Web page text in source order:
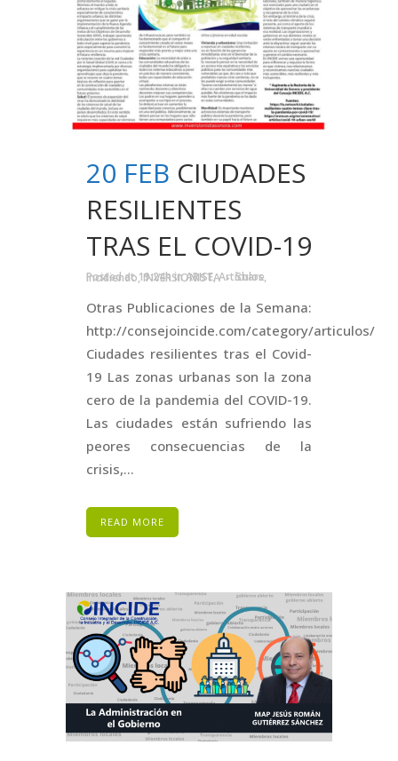
20 FEB CIUDADES
RESILIENTES
TRAS EL COVID-19
Posted at 19:24hinARISE,Artículos,
Incidiendo,INVERSIONISTA Share
Otras Publicaciones de la Semana:
http://consejoincide.com/category/articulos/
Ciudades resilientes tras el Covid-
19 Las zonas urbanas son la zona
cero de la pandemia del COVID-19.
Las ciudades están sufriendo las
peores consecuencias de la
crisis,...
READ MORE